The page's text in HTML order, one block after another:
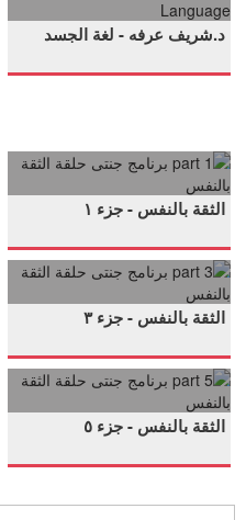
Sa7
Ma3ana
Part
-
لغة
Dr.Sherif
Arafa
-
Body
Language
د.شريف عرفه - لغة الجسد
part
1
برنامج
جنتى
حلقة
الثقة
بالنفس
.
الثقة بالنفس - جزء ١
part
3
برنامج
جنتى
حلقة
الثقة
بالنفس
.
الثقة بالنفس - جزء ٣
part
5
برنامج
جنتى
.
الثقة بالنفس - جزء ٥